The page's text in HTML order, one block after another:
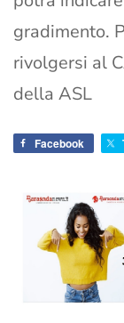
gradimento.
rivolgersi al
della ASL
Facebook